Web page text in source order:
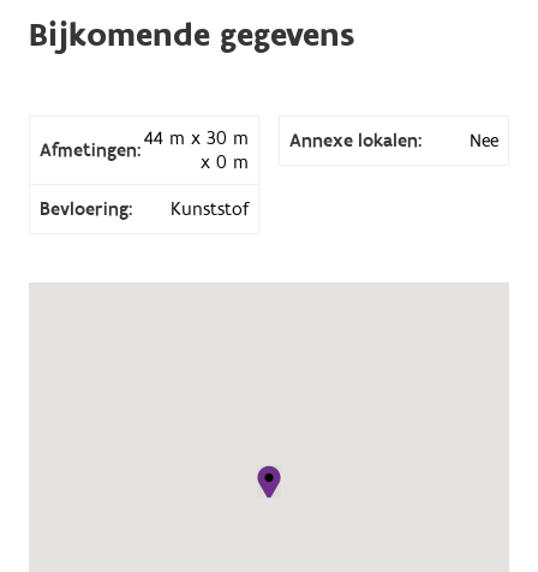
Bijkomende gegevens
Afmetingen:44 m x 30 m
x 0 m
Annexe lokalen: Nee
Bevloering: Kunststof